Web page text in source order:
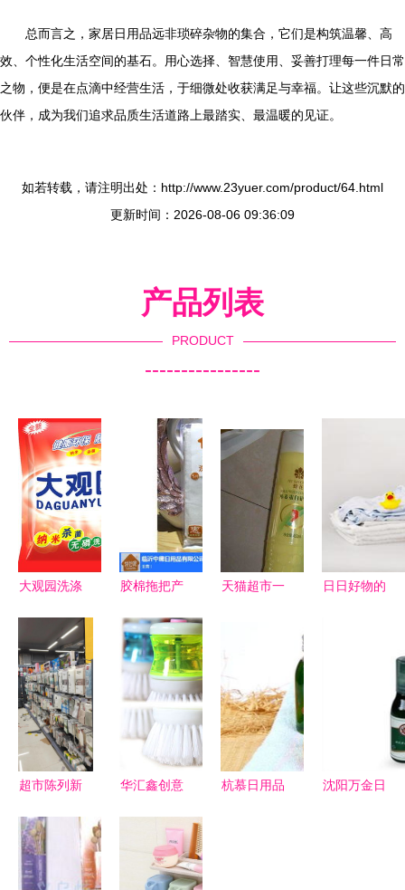
总而言之，家居日用品远非琐碎杂物的集合，它们是构筑温馨、高
效、个性化生活空间的基石。用心选择、智慧使用、妥善打理每一件日常
之物，便是在点滴中经营生活，于细微处收获满足与幸福。让这些沉默的
伙伴，成为我们追求品质生活道路上最踏实、最温暖的见证。
如若转载，请注明出处：http://www.23yuer.com/product/64.html
更新时间：2026-08-06 09:36:09
产品列表
PRODUCT
----------------
大观园洗涤
计与日用品
包装领域的
创新思考
胶棉拖把产
江“中庸日
用品”如何
以品质致胜
天猫超市一
活经济”新
序幕
日日好物的
超市陈列新
标杆引领日
用百货精致
华汇鑫创意
用便利的洗
洁锅刷，让
杭慕日用品
沈阳万金日